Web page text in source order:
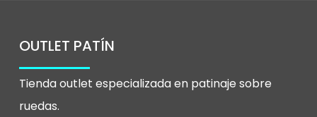
OUTLET PATÍN
Tienda outlet especializada en patinaje sobre
ruedas.